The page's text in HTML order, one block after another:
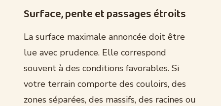
Surface, pente et passages étroits
La surface maximale annoncée doit être
lue avec prudence. Elle correspond
souvent à des conditions favorables. Si
votre terrain comporte des couloirs, des
zones séparées, des massifs, des racines ou